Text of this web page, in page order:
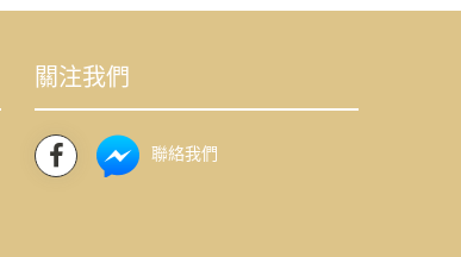
關注我們
聯絡我們